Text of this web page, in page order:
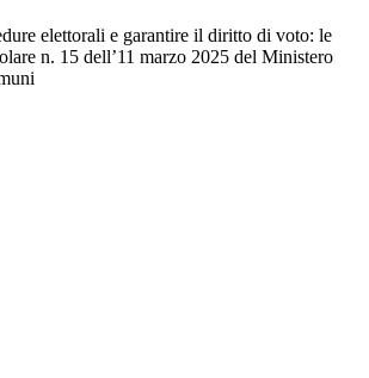
elettorali e garantire il diritto di voto: le
n. 15 dell’11 marzo 2025 del Ministero